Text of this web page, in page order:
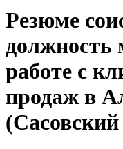
Резюме
должность
работе с
продаж в